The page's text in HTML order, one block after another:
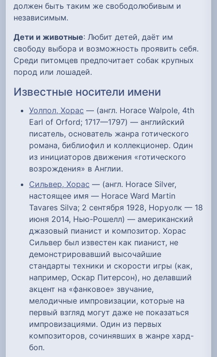
должен быть таким же свободолюбивым и
независимым.
Дети и животные: Любит детей, даёт им
свободу выбора и возможность проявить себя.
Среди питомцев предпочитает собак крупных
пород или лошадей.
Известные носители имени
Уолпол, Хорас — (англ. Horace Walpole, 4th
Earl of Orford; 1717—1797) — английский
писатель, основатель жанра готического
романа, библиофил и коллекционер. Один
из инициаторов движения «готического
возрождения» в Англии.
Сильвер, Хорас — (англ. Horace Silver,
настоящее имя — Horace Ward Martin
Tavares Silva; 2 сентября 1928, Норуолк — 18
июня 2014, Нью-Рошелл) — американский
джазовый пианист и композитор. Хорас
Сильвер был известен как пианист, не
демонстрировавший высочайшие
стандарты техники и скорости игры (как,
например, Оскар Питерсон), но делавший
акцент на «фанковое» звучание,
мелодичные импровизации, которые на
первый взгляд могут даже не показаться
импровизациями. Один из первых
композиторов, сочинявших в жанре хард-
боп.